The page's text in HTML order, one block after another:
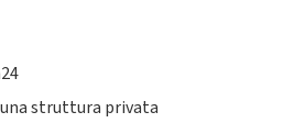
struttura privata